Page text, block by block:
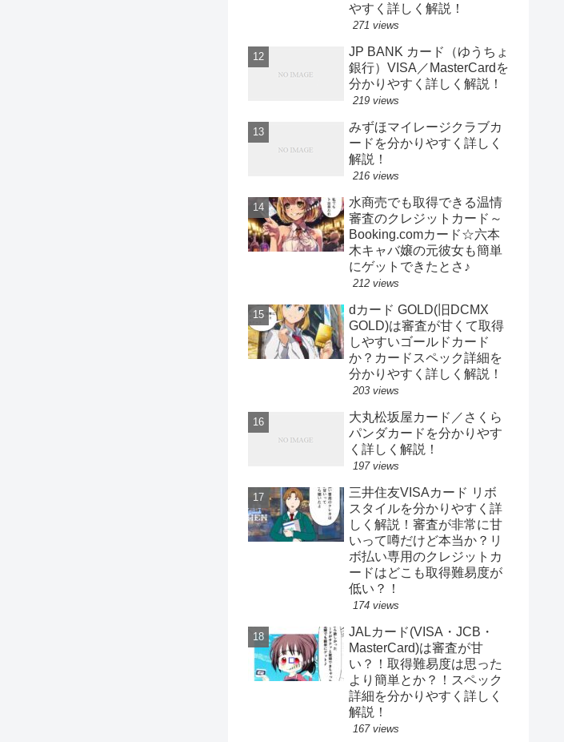
やすく詳しく解説！
271 views
JP BANK カード（ゆうちょ
銀行）VISA／MasterCardを
分かりやすく詳しく解説！
219 views
みずほマイレージクラブカ
ードを分かりやすく詳しく
解説！
216 views
水商売でも取得できる温情
審査のクレジットカード～
Booking.comカード☆六本
木キャバ嬢の元彼女も簡単
にゲットできたとさ♪
212 views
dカード GOLD(旧DCMX
GOLD)は審査が甘くて取得
しやすいゴールドカード
か？カードスペック詳細を
分かりやすく詳しく解説！
203 views
大丸松坂屋カード／さくら
パンダカードを分かりやす
く詳しく解説！
197 views
三井住友VISAカード リボ
スタイルを分かりやすく詳
しく解説！審査が非常に甘
いって噂だけど本当か？リ
ボ払い専用のクレジットカ
ードはどこも取得難易度が
低い？！
174 views
JALカード(VISA・JCB・
MasterCard)は審査が甘
い？！取得難易度は思った
より簡単とか？！スペック
詳細を分かりやすく詳しく
解説！
167 views